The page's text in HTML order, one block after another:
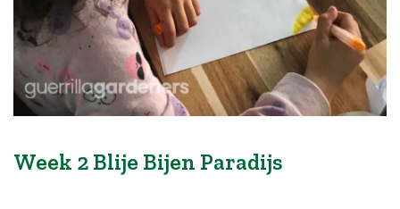
Week 2 Blije Bijen Paradijs